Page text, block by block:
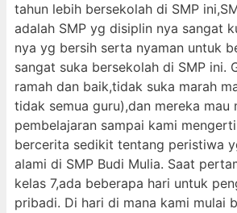
tahun lebih bersekolah di SMP
adalah SMP yg disiplin nya sangat
nya yg bersih serta nyaman untuk
sangat suka bersekolah di SMP ini.
ramah dan baik,tidak suka marah
tidak semua guru),dan mereka mau
pembelajaran sampai kami
bercerita sedikit tentang peristiwa
alami di SMP Budi Mulia. Saat
kelas 7,ada beberapa hari untuk
pribadi. Di hari di mana kami mulai